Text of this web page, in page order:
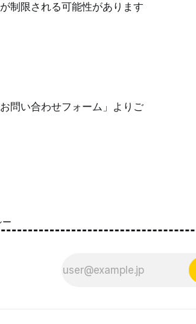
制限される可能性があります
問い合わせフォーム」よりご
ー